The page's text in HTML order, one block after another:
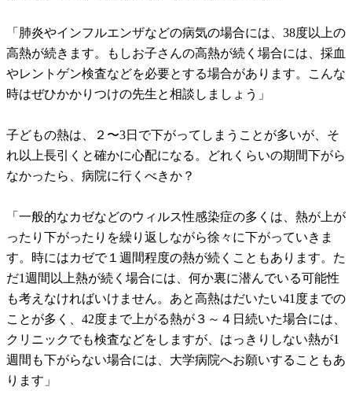
「肺炎やインフルエンザなどの病気の場合には、38度以上の
高熱が続きます。もしお子さんの高熱が続く場合には、採血
やレントゲン検査などを必要とする場合があります。こんな
時はぜひかかりつけの先生と相談しましょう」
子どもの熱は、２〜3日で下がってしまうことが多いが、そ
れ以上長引くと確かに心配になる。どれくらいの期間下がら
なかったら、病院に行くべきか？
「一般的なカゼなどのウィルス性感染症の多くは、熱が上が
ったり下がったりを繰り返しながら徐々に下がっていきま
す。時にはカゼで１週間程度の熱が続くこともあります。た
だ1週間以上熱が続く場合には、何か裏に潜んでいる可能性
も考えなければいけません。あと高熱はだいたい41度までの
ことが多く、42度まで上がる熱が３～４日続いた場合には、
クリニックでも検査などをしますが、はっきりしない熱が1
週間も下がらない場合には、大学病院へお願いすることもあ
ります」